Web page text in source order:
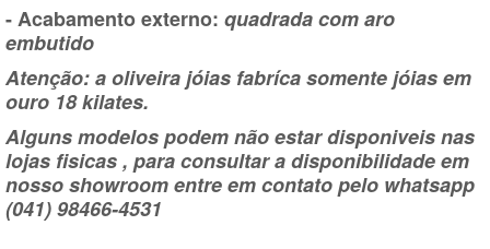
- Acabamento externo: quadrada com aro
embutido
Atenção: a oliveira jóias fabríca somente jóias em
ouro 18 kilates.
Alguns modelos podem não estar disponiveis nas
lojas fisicas , para consultar a disponibilidade em
nosso showroom entre em contato pelo whatsapp
(041) 98466-4531